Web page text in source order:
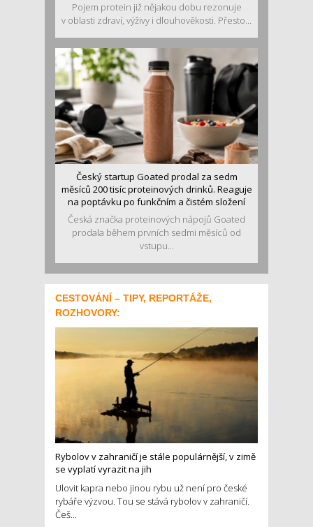
Pojem protein již nějakou dobu rezonuje
v oblasti zdraví, výživy i dlouhověkosti. Přesto...
Český startup Goated prodal za sedm
měsíců 200 tisíc proteinových drinků. Reaguje
na poptávku po funkčním a čistém složení
Česká značka proteinových nápojů Goated
prodala během prvních sedmi měsíců od
vstupu...
CESTOVÁNÍ – TIPY, REPORTÁŽE,
ROZHOVORY:
Rybolov v zahraničí je stále populárnější, v zimě
se vyplatí vyrazit na jih
Ulovit kapra nebo jinou rybu už není pro české
rybáře výzvou. Tou se stává rybolov v zahraničí.
Češ...